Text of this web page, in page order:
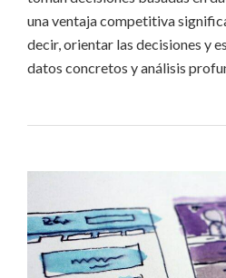
una ventaja competitiva
decir, orientar las decisiones y
datos concretos y análisis